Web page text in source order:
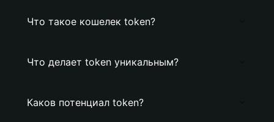
Что такое кошелек token?
Что делает token уникальным?
Каков потенциал token?